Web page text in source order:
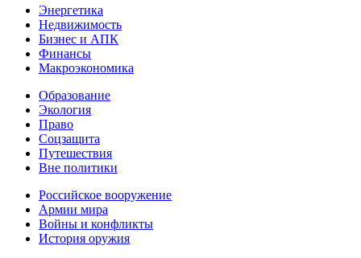
Энергетика
Недвижимость
Бизнес и АПК
Финансы
Макроэкономика
Образование
Экология
Право
Соцзащита
Путешествия
Вне политики
Российское вооружение
Армии мира
Войны и конфликты
История оружия